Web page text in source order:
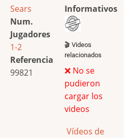
Sears
Num.
Jugadores
1-2
Referencia
99821
Informativos
🎬 Videos
relacionados
❌ No se
pudieron
cargar los
videos
Vídeos de